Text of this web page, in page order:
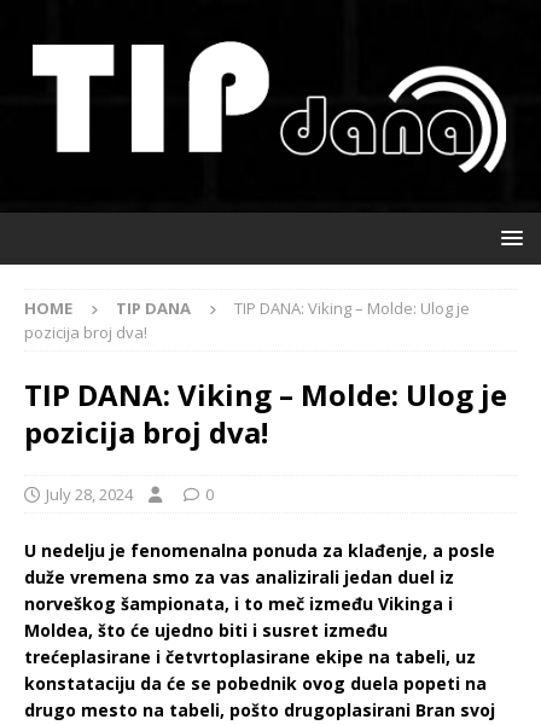
HOME TIP DANA
TIP DANA: Viking – Molde: Ulog je
pozicija broj dva!
TIP DANA: Viking – Molde: Ulog je
pozicija broj dva!
July 28, 2024 0
U nedelju je fenomenalna ponuda za klađenje, a posle
duže vremena smo za vas analizirali jedan duel iz
norveškog šampionata, i to meč između Vikinga i
Moldea, što će ujedno biti i susret između
trećeplasirane i četvrtoplasirane ekipe na tabeli, uz
konstataciju da će se pobednik ovog duela popeti na
drugo mesto na tabeli, pošto drugoplasirani Bran svoj